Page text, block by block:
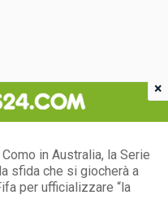
in Australia, la Serie
sfida che si giocherà a
per ufficializzare “la
×